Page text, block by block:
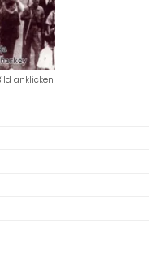
anklicken